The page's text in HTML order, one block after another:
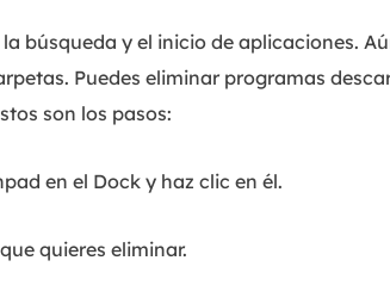
búsqueda y el inicio de aplicaciones.
Puedes eliminar programas
son los pasos:
en el Dock y haz clic en él.
quieres eliminar.